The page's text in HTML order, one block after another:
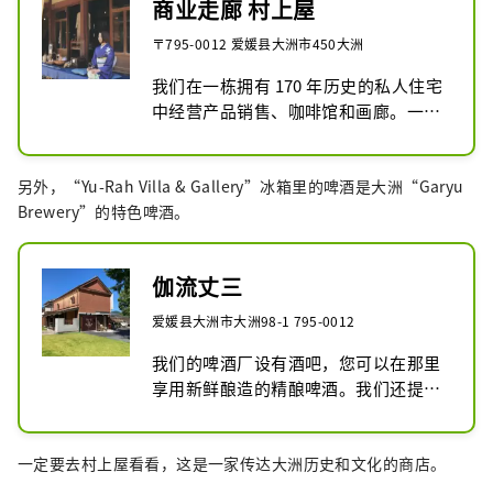
商业走廊 村上屋
〒795-0012 爱媛县大洲市450大洲
我们在一栋拥有 170 年历史的私人住宅
中经营产品销售、咖啡馆和画廊。一边
动。爱媛县大洲市大洲450
定休日：周一、周二
​营业时间：10:00~17:00
电话：0893-57-9771​
另外，“Yu-Rah Villa & Gallery”冰箱里的啤酒是大洲“Garyu
Brewery”的特色啤酒。
伽流丈三
爱媛县大洲市大洲98-1 795-0012
我们的啤酒厂设有酒吧，您可以在那里
享用新鲜酿造的精酿啤酒。我们还提供
心并比较您关心的啤酒。来到大洲市，
一定要在特别的空间里品尝特别的精酿
一定要去村上屋看看，这是一家传达大洲历史和文化的商店。